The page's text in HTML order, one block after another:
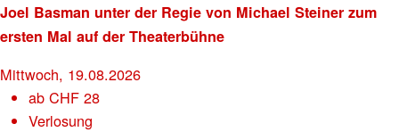
Joel Basman unter der Regie von Michael Steiner zum
ersten Mal auf der Theaterbühne
Mittwoch, 19.08.2026
abCHF 28
Verlosung